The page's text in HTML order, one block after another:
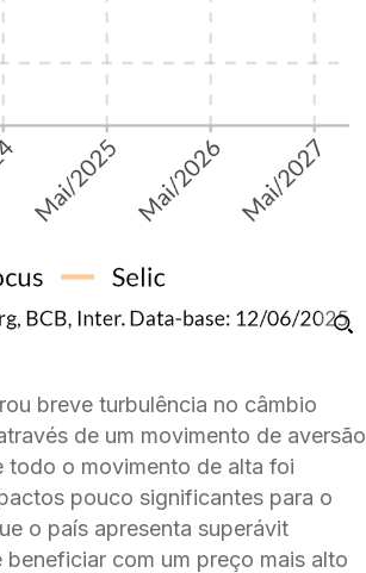
breve turbulência no câmbio
de um movimento de aversão
todo o movimento de alta foi
pouco significantes para o
o país apresenta superávit
com um preço mais alto